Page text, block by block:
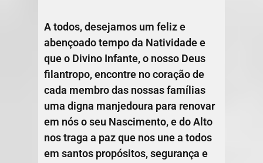
A todos, desejamos um feliz e
abençoado tempo da Natividade e
que o Divino Infante, o nosso Deus
filantropo, encontre no coração de
cada membro das nossas famílias
uma digna manjedoura para renovar
em nós o seu Nascimento, e do Alto
nos traga a paz que nos une a todos
em santos propósitos, segurança e